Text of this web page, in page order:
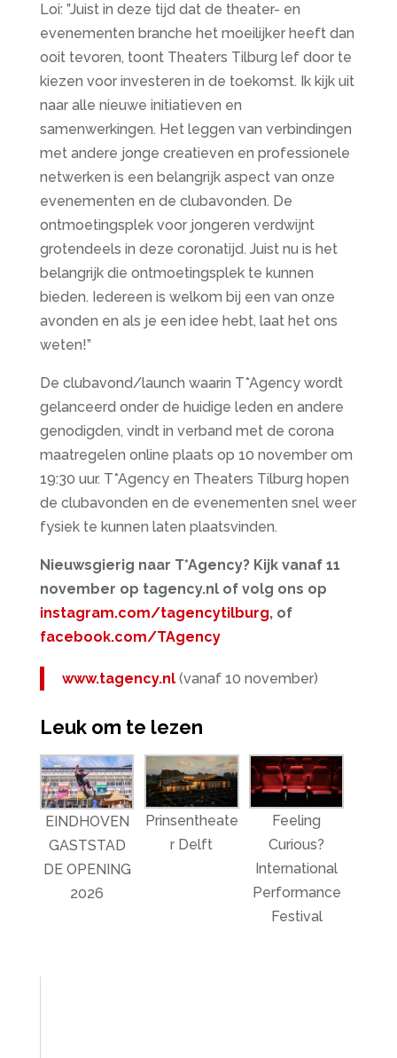
Loi: ”Juist in deze tijd dat de theater- en
evenementen branche het moeilijker heeft dan
ooit tevoren, toont Theaters Tilburg lef door te
kiezen voor investeren in de toekomst. Ik kijk uit
naar alle nieuwe initiatieven en
samenwerkingen. Het leggen van verbindingen
met andere jonge creatieven en professionele
netwerken is een belangrijk aspect van onze
evenementen en de clubavonden. De
ontmoetingsplek voor jongeren verdwijnt
grotendeels in deze coronatijd. Juist nu is het
belangrijk die ontmoetingsplek te kunnen
bieden. Iedereen is welkom bij een van onze
avonden en als je een idee hebt, laat het ons
weten!”
De clubavond/launch waarin T*Agency wordt
gelanceerd onder de huidige leden en andere
genodigden, vindt in verband met de corona
maatregelen online plaats op 10 november om
19:30 uur. T*Agency en Theaters Tilburg hopen
de clubavonden en de evenementen snel weer
fysiek te kunnen laten plaatsvinden.
Nieuwsgierig naar T*Agency? Kijk vanaf 11
november op tagency.nl of volg ons op
instagram.com/tagencytilburg, of
facebook.com/TAgency
www.tagency.nl(vanaf 10 november)
Leuk om te lezen
EINDHOVEN
GASTSTAD
DE OPENING
2026
Prinsentheate
r Delft
Feeling
Curious?
International
Performance
Festival